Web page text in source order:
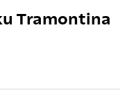
Tramontina